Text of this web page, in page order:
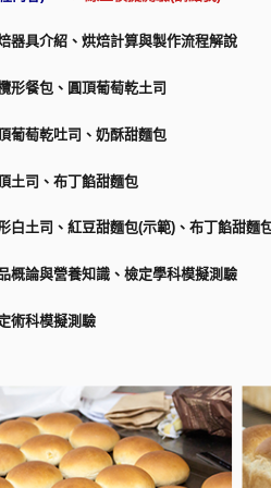
器具介紹、烘焙計算與製作流程解說
形餐包、圓頂葡萄乾土司
葡萄乾吐司、奶酥甜麵包
土司、布丁餡甜麵包
白土司、紅豆甜麵包(示範)、布丁餡甜麵
概論與營養知識、檢定學科模擬測驗
術科模擬測驗